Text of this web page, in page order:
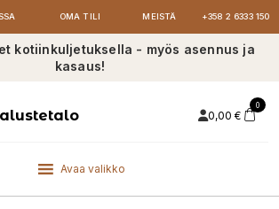
OMA TILI MEISTÄ +358 2 6333 150
kotiinkuljetuksella - myös asennus ja
kasaus!
0,00 €
0
Avaa valikko